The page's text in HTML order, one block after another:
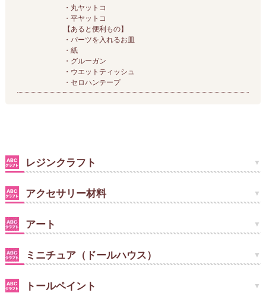
・丸ヤットコ
・平ヤットコ
【あると便利もの】
・パーツを入れるお皿
・紙
・グルーガン
・ウエットティッシュ
・セロハンテープ
レジンクラフト
アクセサリー材料
アート
ミニチュア（ドールハウス）
トールペイント